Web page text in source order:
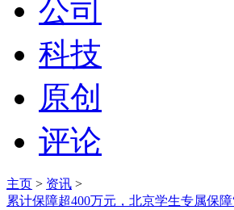
公司
科技
原创
评论
主页 > 资讯 >
累计保障超400万元，北京学生专属保障